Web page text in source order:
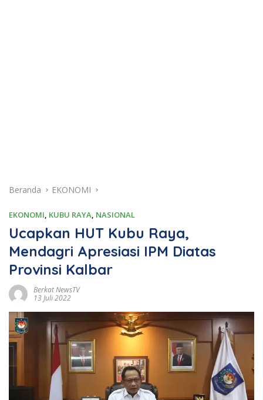
Beranda EKONOMI
EKONOMI, KUBU RAYA, NASIONAL
Ucapkan HUT Kubu Raya,
Mendagri Apresiasi IPM Diatas
Provinsi Kalbar
Berkat NewsTV
13 Juli 2022